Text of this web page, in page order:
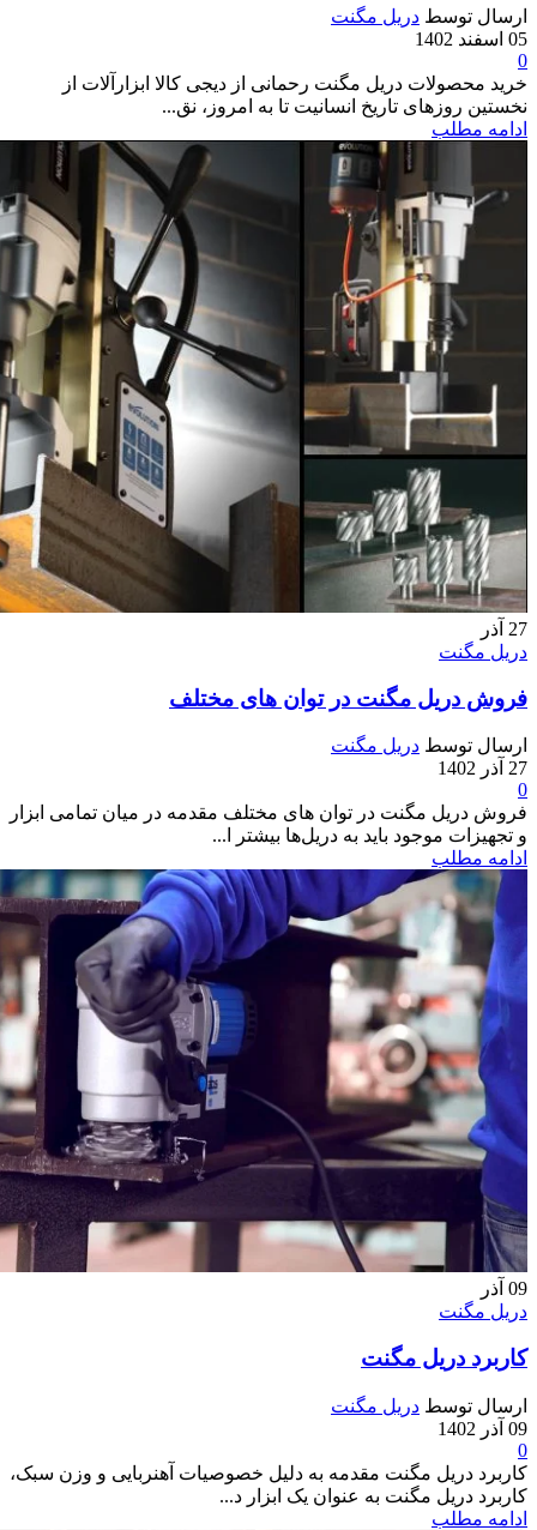
ارسال توسط دریل مگنت
05 اسفند 1402
0
خرید محصولات دریل مگنت رحمانی از دیجی کالا ابزارآلات از
نخستین روزهای تاریخ انسانیت تا به امروز، نق...
ادامه مطلب
27 آذر
دریل مگنت
فروش دریل مگنت در توان های مختلف
ارسال توسط دریل مگنت
27 آذر 1402
0
فروش دریل مگنت در توان های مختلف مقدمه در میان تمامی ابزار
و تجهیزات موجود باید به دریل‌ها بیشتر ا...
ادامه مطلب
09 آذر
دریل مگنت
کاربرد دریل مگنت
ارسال توسط دریل مگنت
09 آذر 1402
0
کاربرد دریل مگنت مقدمه به دلیل خصوصیات آهنربایی و وزن سبک،
کاربرد دریل مگنت به عنوان یک ابزار د...
ادامه مطلب